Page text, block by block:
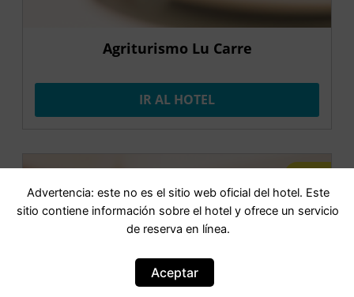
Agriturismo Lu Carre
IR AL HOTEL
Advertencia: este no es el sitio web oficial del hotel. Este
sitio contiene información sobre el hotel y ofrece un servicio
de reserva en línea.
Aceptar